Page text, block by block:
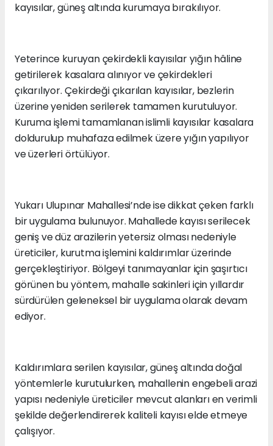
kayısılar, güneş altında kurumaya bırakılıyor.
Yeterince kuruyan çekirdekli kayısılar yığın hâline
getirilerek kasalara alınıyor ve çekirdekleri
çıkarılıyor. Çekirdeği çıkarılan kayısılar, bezlerin
üzerine yeniden serilerek tamamen kurutuluyor.
Kuruma işlemi tamamlanan islimli kayısılar kasalara
doldurulup muhafaza edilmek üzere yığın yapılıyor
ve üzerleri örtülüyor.
Yukarı Ulupınar Mahallesi’nde ise dikkat çeken farklı
bir uygulama bulunuyor. Mahallede kayısı serilecek
geniş ve düz arazilerin yetersiz olması nedeniyle
üreticiler, kurutma işlemini kaldırımlar üzerinde
gerçekleştiriyor. Bölgeyi tanımayanlar için şaşırtıcı
görünen bu yöntem, mahalle sakinleri için yıllardır
sürdürülen geleneksel bir uygulama olarak devam
ediyor.
Kaldırımlara serilen kayısılar, güneş altında doğal
yöntemlerle kurutulurken, mahallenin engebeli arazi
yapısı nedeniyle üreticiler mevcut alanları en verimli
şekilde değerlendirerek kaliteli kayısı elde etmeye
çalışıyor.